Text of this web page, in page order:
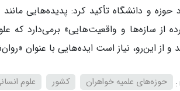
حوزه و دانشگاه تأکید کرد: پدیده‌هایی
از سازه‌ها و واقعیت‌هایی» برمی‌دارد که
و از این‌رو، نیاز است ایده‌هایی با عنوان
: حوزه‌های علمیه خواهران کشور علوم